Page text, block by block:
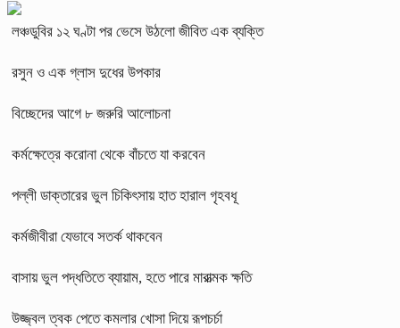
লঞ্চডুবির ১২ ঘণ্টা পর ভেসে উঠলো জীবিত এক ব্যক্তি
রসুন ও এক গ্লাস দুধের উপকার
বিচ্ছেদের আগে ৮ জরুরি আলোচনা
কর্মক্ষেত্রে করোনা থেকে বাঁচতে যা করবেন
পল্লী ডাক্তারের ভুল চিকিৎসায় হাত হারাল গৃহবধূ
কর্মজীবীরা যেভাবে সতর্ক থাকবেন
বাসায় ভুল পদ্ধতিতে ব্যায়াম, হতে পারে মারাত্মক ক্ষতি
উজ্জ্বল ত্বক পেতে কমলার খোসা দিয়ে রূপচর্চা